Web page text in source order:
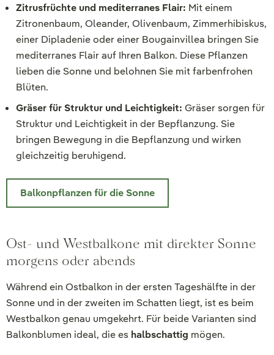
Zitrusfrüchte und mediterranes Flair: Mit einem
Zitronenbaum, Oleander, Olivenbaum, Zimmerhibiskus,
einer Dipladenie oder einer Bougainvillea bringen Sie
mediterranes Flair auf Ihren Balkon. Diese Pflanzen
lieben die Sonne und belohnen Sie mit farbenfrohen
Blüten.
Gräser für Struktur und Leichtigkeit: Gräser sorgen für
Struktur und Leichtigkeit in der Bepflanzung. Sie
bringen Bewegung in die Bepflanzung und wirken
gleichzeitig beruhigend.
Balkonpflanzen für die Sonne
Ost- und Westbalkone mit direkter Sonne
morgens oder abends
Während ein Ostbalkon in der ersten Tageshälfte in der
Sonne und in der zweiten im Schatten liegt, ist es beim
Westbalkon genau umgekehrt. Für beide Varianten sind
Balkonblumen ideal, die es halbschattig mögen.